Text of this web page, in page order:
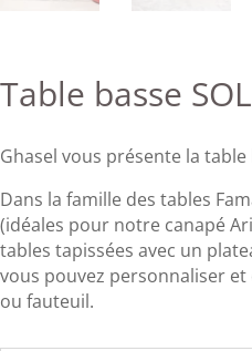
Table basse
Ghasel vous présente la table
Dans la famille des tables
(idéales pour notre canapé
tables tapissées avec un
vous pouvez personnaliser
ou fauteuil.